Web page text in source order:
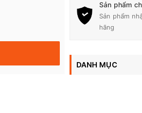
Sản phẩm
Sản phẩm
hãng
DANH MỤC